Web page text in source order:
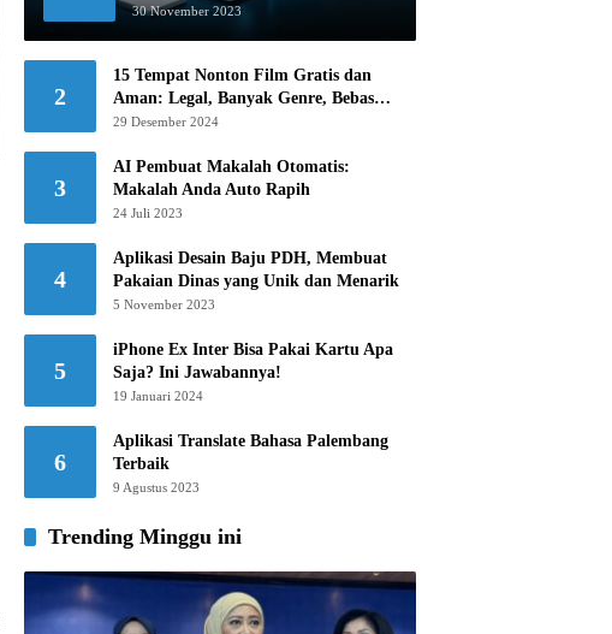
30 November 2023
2
15 Tempat Nonton Film Gratis dan
Aman: Legal, Banyak Genre, Bebas
Khawatir!
29 Desember 2024
3
AI Pembuat Makalah Otomatis:
Makalah Anda Auto Rapih
24 Juli 2023
4
Aplikasi Desain Baju PDH, Membuat
Pakaian Dinas yang Unik dan Menarik
5 November 2023
5
iPhone Ex Inter Bisa Pakai Kartu Apa
Saja? Ini Jawabannya!
19 Januari 2024
6
Aplikasi Translate Bahasa Palembang
Terbaik
9 Agustus 2023
Trending Minggu ini